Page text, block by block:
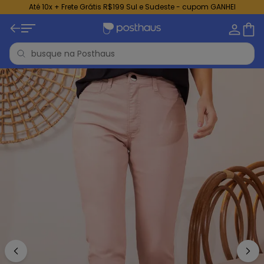
Até 10x + Frete Grátis R$199 Sul e Sudeste - cupom GANHEI